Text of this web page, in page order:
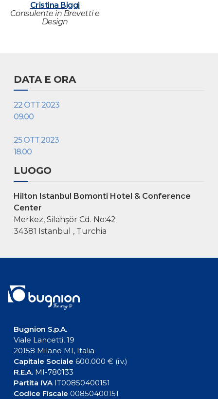
Cristina Biggi
Consulente in Brevetti e
Design
DATA E ORA
22 OTT 2023
09.00
25 OTT 2023
18.00
LUOGO
Hilton Istanbul Bomonti Hotel & Conference
Center
Merkez, Silahşör Cd. No:42
34381 Istanbul , Turchia
Bugnion S.p.A.
Viale Lancetti, 19
20158 Milano MI, Italia
Capitale Sociale 600.000 € (i.v.)
R.E.A.MI-780133
Partita IVAIT00850400151
Codice Fiscale 00850400151